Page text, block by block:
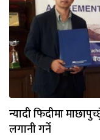
न्यादी फिदीमा
लगानी गर्ने